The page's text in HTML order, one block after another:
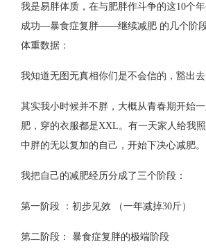
我是易胖体质，在与肥胖作斗争的这10个
成功—暴食症复胖——继续减肥 的几个阶
体重数据：
我知道无图无真相你们是不会信的，豁出去
其实我小时候并不胖，大概从青春期开始
肥，穿的衣服都是XXL。有一天家人给我
中胖的无以复加的自己，开始下决心减肥。
我把自己的减肥经历分成了三个阶段：
第一阶段 ：初步见效 （一年减掉30斤）
第二阶段： 暴食症复胖的极端阶段